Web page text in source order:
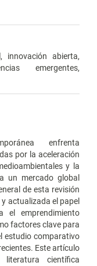
innovación abierta,
emergentes,
enfrenta
por la aceleración
y la
un mercado global
de esta revisión
actualizada el papel
el emprendimiento
factores clave para
estudio comparativo
Este artículo
científica